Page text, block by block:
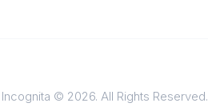
© 2026. All Rights Reserved.